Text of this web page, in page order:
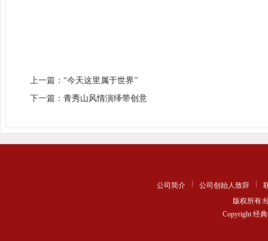
上一篇： “今天这里属于世界”
下一篇： 青秀山风情演绎带创意
公司简介 公司创始人致辞
版权所有:
Copyright 经